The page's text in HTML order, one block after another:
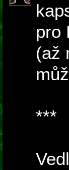
pro
(až
***